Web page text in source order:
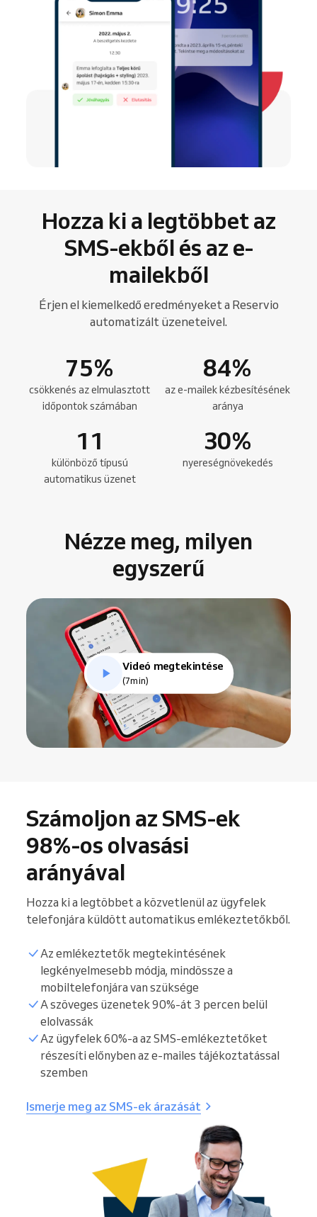
Hozza ki a legtöbbet az
SMS-ekből és az e-
mailekből
Érjen el kiemelkedő eredményeket a Reservio
automatizált üzeneteivel.
75%
csökkenés az elmulasztott
időpontok számában
84%
az e-mailek kézbesítésének
aránya
11
különböző típusú
automatikus üzenet
30%
nyereségnövekedés
Nézze meg, milyen
egyszerű
Videó megtekintése
(7min)
Számoljon az SMS-ek
98%-os olvasási
arányával
Hozza ki a legtöbbet a közvetlenül az ügyfelek
telefonjára küldött automatikus emlékeztetőkből.
Az emlékeztetők megtekintésének
legkényelmesebb módja, mindössze a
mobiltelefonjára van szüksége
A szöveges üzenetek 90%-át 3 percen belül
elolvassák
Az ügyfelek 60%-a az SMS-emlékeztetőket
részesíti előnyben az e-mailes tájékoztatással
szemben
Ismerje meg az SMS-ek árazását